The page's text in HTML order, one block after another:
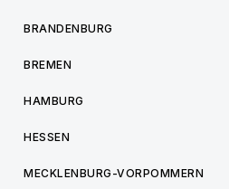
BRANDENBURG
BREMEN
HAMBURG
HESSEN
MECKLENBURG-VORPOMMERN